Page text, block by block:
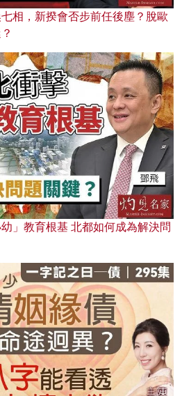
相，新揆會否步前任後塵？脫歐
」教育根基 北都如何成為解決問